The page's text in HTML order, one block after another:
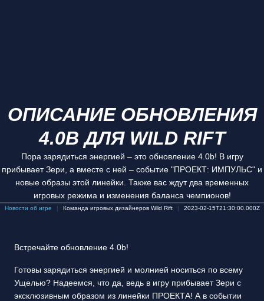
ОПИСАНИЕ ОБНОВЛЕНИЯ
4.0B ДЛЯ WILD RIFT
Пора зарядиться энергией – это обновление 4.0b! В игру
прибывает Зери, а вместе с ней – событие "ПРОЕКТ: ИМПУЛЬС" и
новые образы этой линейки. Также вас ждут два временных
игровых режима и изменения баланса чемпионов!
Новости об игре Команда игровых дизайнеров Wild Rift 2023-02-15T21:30:00.000Z
Встречайте обновление 4.0b!
Готовы зарядиться энергией и молнией носиться по всему
Ущелью? Надеемся, что да, ведь в игру прибывает Зери с
эксклюзивным образом из линейки ПРОЕКТА! А в событии